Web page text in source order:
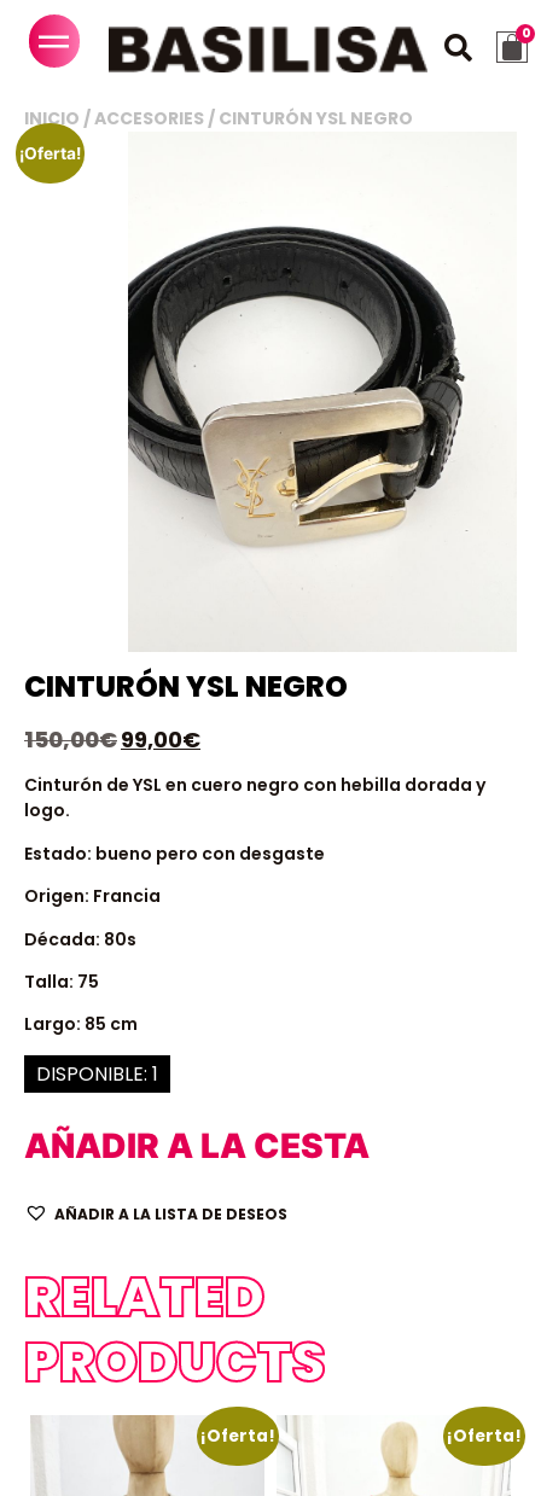
INICIO /ACCESORIES / CINTURÓN YSL NEGRO
¡Oferta!
CINTURÓN YSL NEGRO
150,00€99,00€
Cinturón de YSL en cuero negro con hebilla dorada y
logo.
Estado: bueno pero con desgaste
Origen: Francia
Década: 80s
Talla: 75
Largo: 85 cm
DISPONIBLE: 1
AÑADIR A LA CESTA
AÑADIR A LA LISTA DE DESEOS
RELATED
PRODUCTS
¡Oferta! ¡Oferta!